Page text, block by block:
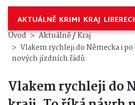
AKTUÁLNĚ KRIMI KRAJ
Úvod Aktuálně/Kraj
Vlakem rychleji do Německa i
nových jízdních řádů
Vlakem rychleji do